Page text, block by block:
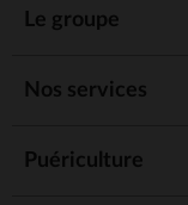
Le groupe
Nos services
Puériculture